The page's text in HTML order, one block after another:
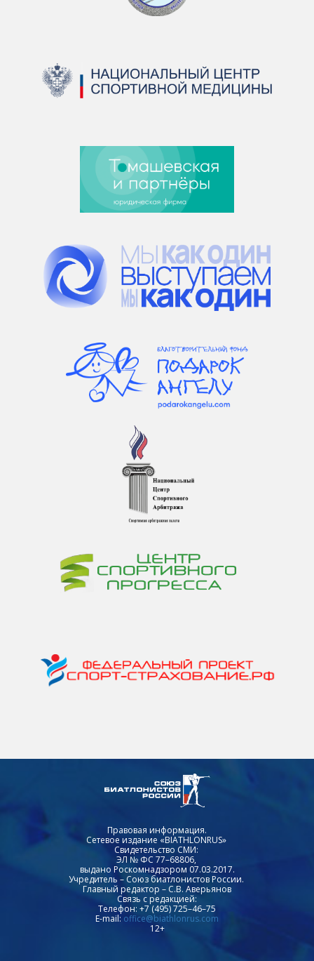
Правовая информация.
Сетевое издание «BIATHLONRUS»
Свидетельство СМИ:
ЭЛ № ФС 77–68806,
выдано Роскомнадзором 07.03.2017.
Учредитель – Союз биатлонистов России.
Главный редактор – С.В. Аверьянов
Связь с редакцией:
Телефон: +7 (495) 725–46–75
E-mail: office@biathlonrus.com
12+